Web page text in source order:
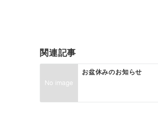
関連記事
お盆休みのお知らせ